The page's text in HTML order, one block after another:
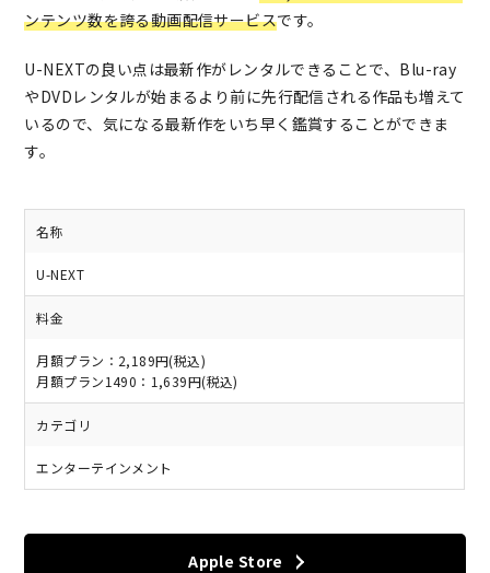
ンテンツ数を誇る動画配信サービスです。
U-NEXTの良い点は最新作がレンタルできることで、Blu-ray
やDVDレンタルが始まるより前に先行配信される作品も増えて
いるので、気になる最新作をいち早く鑑賞することができま
す。
名称
U-NEXT
料金
月額プラン：2,189円(税込)
月額プラン1490：1,639円(税込)
カテゴリ
エンターテインメント
Apple Store